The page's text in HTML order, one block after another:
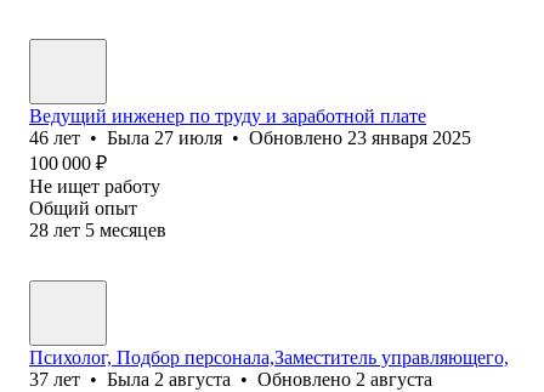
Ведущий инженер по труду и заработной плате
46 лет • Была 27 июля • Обновлено 23 января 2025
100 000 ₽
Не ищет работу
Общий опыт
28 лет 5 месяцев
Психолог, Подбор персонала,Заместитель управляющего,
37 лет • Была 2 августа • Обновлено 2 августа